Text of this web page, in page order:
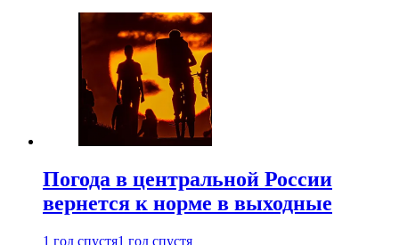
Погода в центральной России
вернется к норме в выходные
1 год спустя1 год спустя